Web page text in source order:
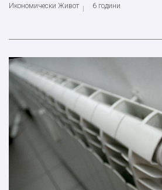
Икономически Живот
6 години